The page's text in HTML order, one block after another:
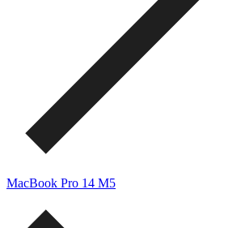
MacBook Pro 14 M5